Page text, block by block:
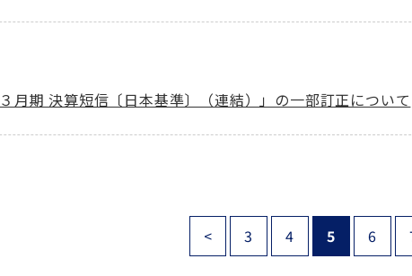
月期 決算短信〔日本基準〕（連結）」の一部訂正について
< 3 4 5 6